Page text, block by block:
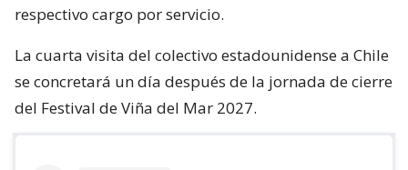
respectivo cargo por servicio.
La cuarta visita del colectivo estadounidense a Chile
se concretará un día después de la jornada de cierre
del Festival de Viña del Mar 2027.